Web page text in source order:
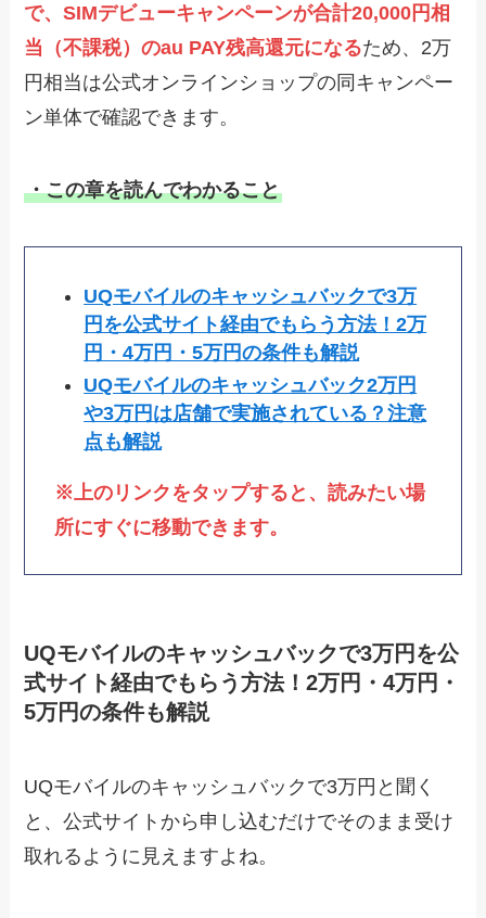
で、SIMデビューキャンペーンが合計20,000円相
当（不課税）のau PAY残高還元になるため、2万
円相当は公式オンラインショップの同キャンペー
ン単体で確認できます。
・この章を読んでわかること
UQモバイルのキャッシュバックで3万
円を公式サイト経由でもらう方法！2万
円・4万円・5万円の条件も解説
UQモバイルのキャッシュバック2万円
や3万円は店舗で実施されている？注意
点も解説
※上のリンクをタップすると、読みたい場
所にすぐに移動できます。
UQモバイルのキャッシュバックで3万円を公
式サイト経由でもらう方法！2万円・4万円・
5万円の条件も解説
UQモバイルのキャッシュバックで3万円と聞く
と、公式サイトから申し込むだけでそのまま受け
取れるように見えますよね。